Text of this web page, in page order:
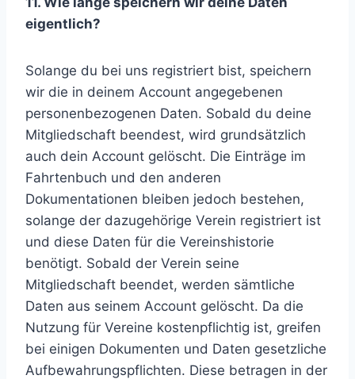
eigentlich?
Solange du bei uns registriert bist, speichern
wir die in deinem Account angegebenen
personenbezogenen Daten. Sobald du deine
Mitgliedschaft beendest, wird grundsätzlich
auch dein Account gelöscht. Die Einträge im
Fahrtenbuch und den anderen
Dokumentationen bleiben jedoch bestehen,
solange der dazugehörige Verein registriert ist
und diese Daten für die Vereinshistorie
benötigt. Sobald der Verein seine
Mitgliedschaft beendet, werden sämtliche
Daten aus seinem Account gelöscht. Da die
Nutzung für Vereine kostenpflichtig ist, greifen
bei einigen Dokumenten und Daten gesetzliche
Aufbewahrungspflichten. Diese betragen in der